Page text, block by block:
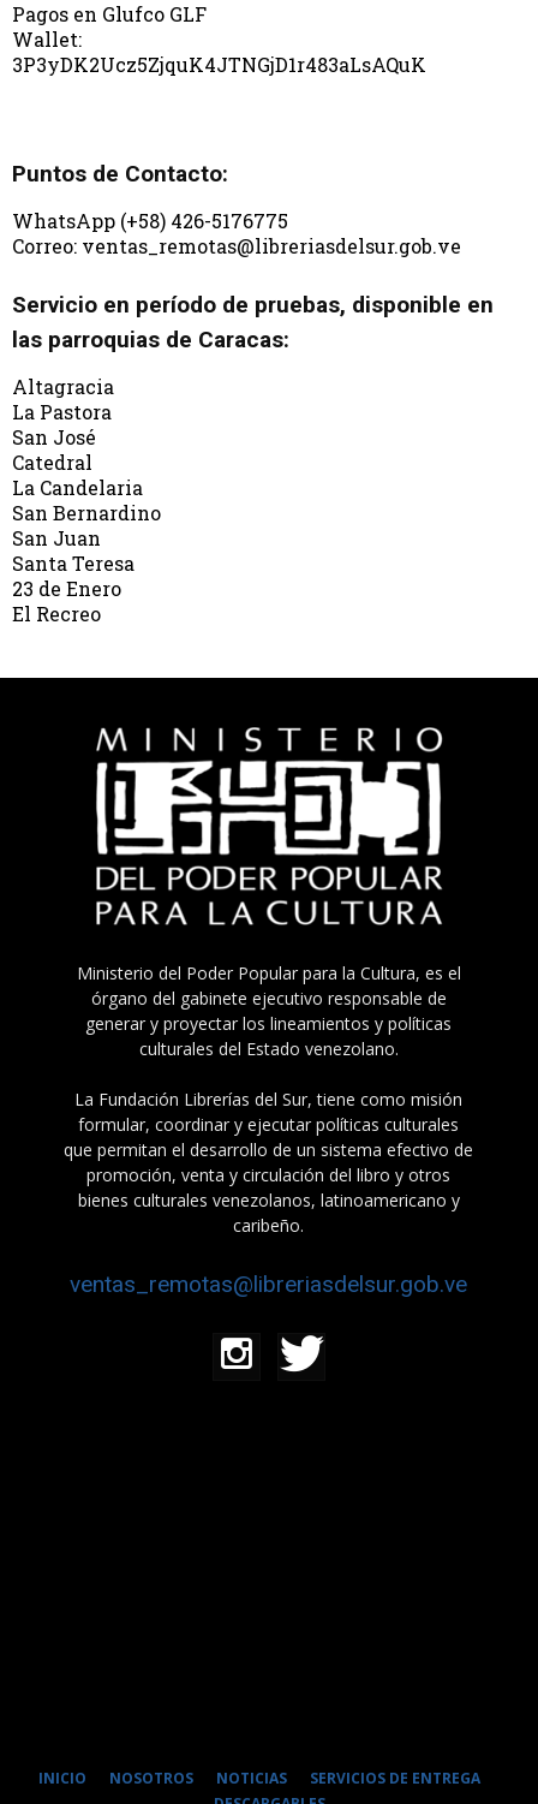
Pagos en Glufco GLF
Wallet:
3P3yDK2Ucz5ZjquK4JTNGjD1r483aLsAQuK
Puntos de Contacto:
WhatsApp (+58) 426-5176775
Correo: ventas_remotas@libreriasdelsur.gob.ve
Servicio en período de pruebas, disponible en
las parroquias de Caracas:
Altagracia
La Pastora
San José
Catedral
La Candelaria
San Bernardino
San Juan
Santa Teresa
23 de Enero
El Recreo
Ministerio del Poder Popular para la Cultura, es el
órgano del gabinete ejecutivo responsable de
generar y proyectar los lineamientos y políticas
culturales del Estado venezolano.
La Fundación Librerías del Sur, tiene como misión
formular, coordinar y ejecutar políticas culturales
que permitan el desarrollo de un sistema efectivo de
promoción, venta y circulación del libro y otros
bienes culturales venezolanos, latinoamericano y
caribeño.
ventas_remotas@libreriasdelsur.gob.ve
INICIO NOSOTROS NOTICIAS
SERVICIOS DE ENTREGA